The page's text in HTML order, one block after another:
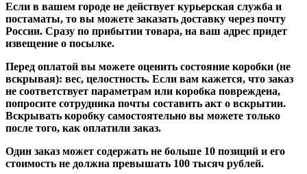
Если в вашем городе не действует курьерская служба и
постаматы, то вы можете заказать доставку через почту
России. Сразу по прибытии товара, на ваш адрес придет
извещение о посылке.
Перед оплатой вы можете оценить состояние коробки (не
вскрывая): вес, целостность. Если вам кажется, что заказ
не соответствует параметрам или коробка повреждена,
попросите сотрудника почты составить акт о вскрытии.
Вскрывать коробку самостоятельно вы можете только
после того, как оплатили заказ.
Один заказ может содержать не больше 10 позиций и его
стоимость не должна превышать 100 тысяч рублей.